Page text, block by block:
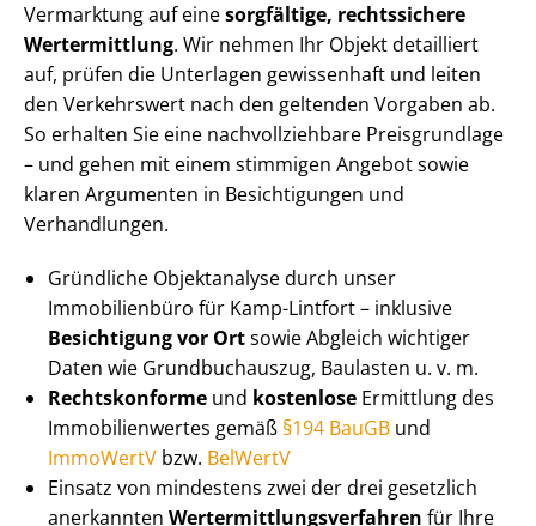
Vermarktung auf einesorgfältige, rechtssichere
Wertermittlung. Wir nehmen Ihr Objekt detailliert
auf, prüfen die Unterlagen gewissenhaft und leiten
den Verkehrswert nach den geltenden Vorgaben ab.
So erhalten Sie eine nach­voll­zieh­ba­re Preisgrundlage
– und gehen mit einem stimmigen Angebot sowie
klaren Argumenten in Besichtigungen und
Verhandlungen.
Gründliche Objektanalyse durch unser
Immobilienbüro für Kamp-Lintfort – inklusive
Besichtigung vor Ortsowie Abgleich wichtiger
Daten wie Grundbuchauszug, Baulasten u. v. m.
Rechtskonforme und kostenlose Ermittlung des
Im­mo­bi­li­en­wer­tes gemäß §194 BauGB und
ImmoWertV bzw. BelWertV
Einsatz von mindestens zwei der drei gesetzlich
anerkannten Wert­ermitt­lungs­ver­fah­ren für Ihre